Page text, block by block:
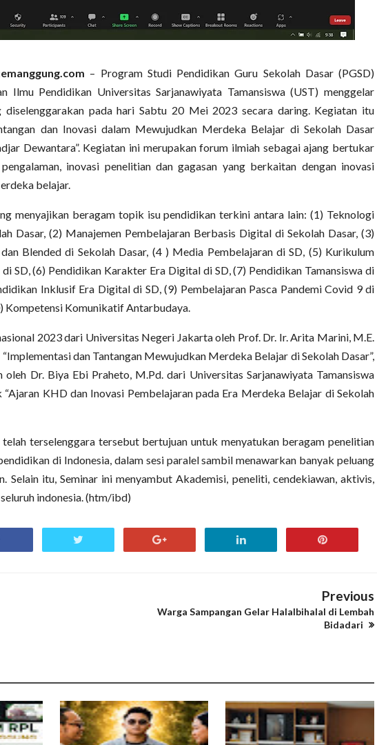
– Program Studi Pendidikan Guru Sekolah Dasar (PGSD)
Ilmu Pendidikan Universitas Sarjanawiyata Tamansiswa (UST) menggelar
diselenggarakan pada hari Sabtu 20 Mei 2023 secara daring. Kegiatan itu
dan Inovasi dalam Mewujudkan Merdeka Belajar di Sekolah Dasar
Dewantara”. Kegiatan ini merupakan forum ilmiah sebagai ajang bertukar
inovasi penelitian dan gagasan yang berkaitan dengan inovasi
belajar.
menyajikan beragam topik isu pendidikan terkini antara lain: (1) Teknologi
Dasar, (2) Manajemen Pembelajaran Berbasis Digital di Sekolah Dasar, (3)
Blended di Sekolah Dasar, (4 ) Media Pembelajaran di SD, (5) Kurikulum
SD, (6) Pendidikan Karakter Era Digital di SD, (7) Pendidikan Tamansiswa di
Inklusif Era Digital di SD, (9) Pembelajaran Pasca Pandemi Covid 9 di
Kompetensi Komunikatif Antarbudaya.
2023 dari Universitas Negeri Jakarta oleh Prof. Dr. Ir. Arita Marini, M.E.
dan Tantangan Mewujudkan Merdeka Belajar di Sekolah Dasar”,
oleh Dr. Biya Ebi Praheto, M.Pd. dari Universitas Sarjanawiyata Tamansiswa
KHD dan Inovasi Pembelajaran pada Era Merdeka Belajar di Sekolah
telah terselenggara tersebut bertujuan untuk menyatukan beragam penelitian
di Indonesia, dalam sesi paralel sambil menawarkan banyak peluang
Selain itu, Seminar ini menyambut Akademisi, peneliti, cendekiawan, aktivis,
indonesia. (htm/ibd)
Previous
Warga Sampangan Gelar Halalbihalal di Lembah
Bidadari